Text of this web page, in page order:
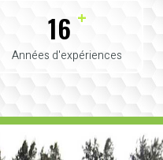
16 +
Années d'expériences